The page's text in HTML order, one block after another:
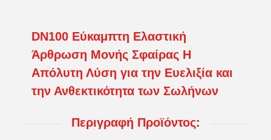
DN100 Εύκαμπτη Ελαστική
Άρθρωση Μονής Σφαίρας Η
Απόλυτη Λύση για την Ευελιξία και
την Ανθεκτικότητα των Σωλήνων
Περιγραφή Προϊόντος: